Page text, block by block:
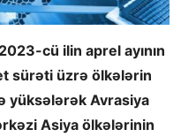
cü ilin aprel ayının
sürəti üzrə ölkələrin
yüksələrək Avrasiya
Asiya ölkələrinin